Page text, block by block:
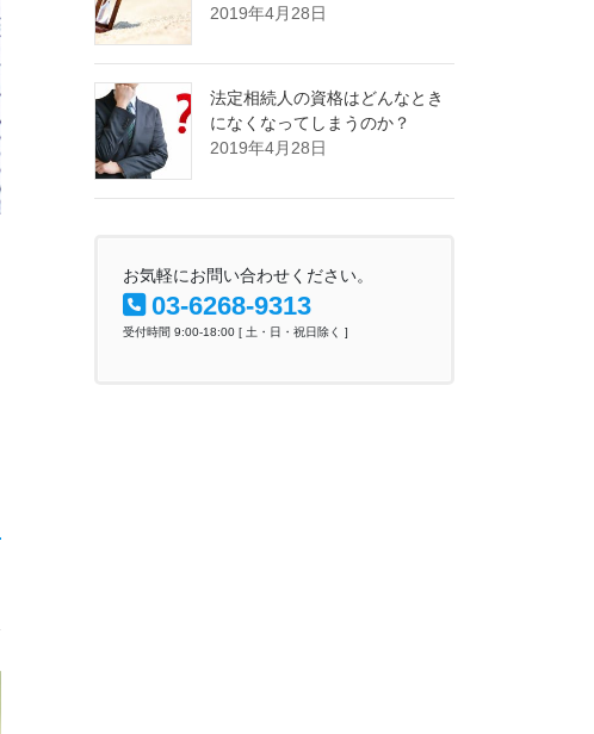
2019年4月28日
法定相続人の資格はどんなとき
になくなってしまうのか？
2019年4月28日
お気軽にお問い合わせください。
03-6268-9313
受付時間 9:00-18:00 [ 土・日・祝日除く ]